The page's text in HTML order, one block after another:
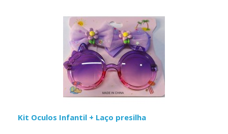
Kit Oculos Infantil + Laço presilha